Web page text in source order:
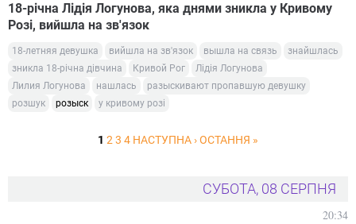
18-річна Лідія Логунова, яка днями зникла у Кривому
Розі, вийшла на зв'язок
18-летняя девушка вийшла на зв'язок вышла на связь
знайшлась
зникла 18-річна дівчина
Кривой Рог
Лідія Логунова
Лилия Логунова
нашлась
разыскивают пропавшую девушку
розшук
розыск у кривому розі
1 2 3 4 НАСТУПНА ›ОСТАННЯ »
СУБОТА, 08 СЕРПНЯ
20:34